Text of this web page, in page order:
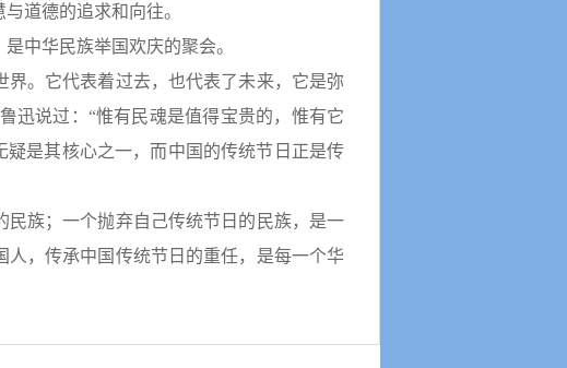
道德的追求和向往。
中华民族举国欢庆的聚会。
。它代表着过去，也代表了未来，它是弥
迅说过： “惟有民魂是值得宝贵的，惟有它
疑是其核心之一，而中国的传统节日正是传
族；一个抛弃自己传统节日的民族，是一
，传承中国传统节日的重任，是每一个华